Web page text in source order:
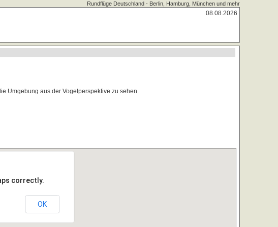
Rundflüge Deutschland - Berlin, Hamburg, München und mehr
08.08.2026
Umgebung aus der Vogelperspektive zu sehen.
correctly.
OK